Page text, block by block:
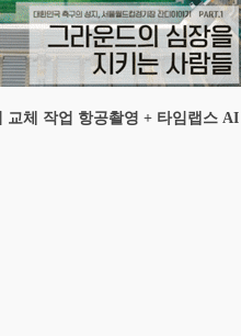
교체 작업 항공촬영 + 타임랩스